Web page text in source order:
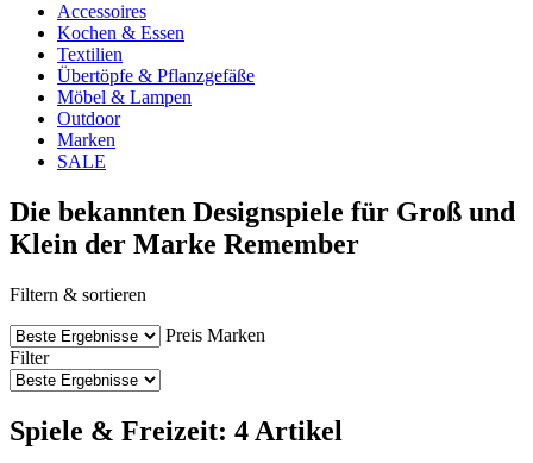
Accessoires
Kochen & Essen
Textilien
Übertöpfe & Pflanzgefäße
Möbel & Lampen
Outdoor
Marken
SALE
Die bekannten Designspiele für Groß und
Klein der Marke Remember
Filtern & sortieren
Preis Marken
Filter
Spiele & Freizeit: 4 Artikel